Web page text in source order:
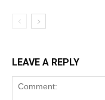
LEAVE A REPLY